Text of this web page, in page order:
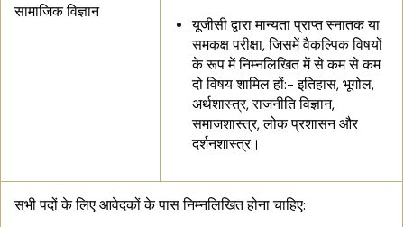
सामाजिक विज्ञान
यूजीसी द्वारा मान्यता प्राप्त स्नातक या
समकक्ष परीक्षा, जिसमें वैकल्पिक विषयों
के रूप में निम्नलिखित में से कम से कम
दो विषय शामिल हों:- इतिहास, भूगोल,
अर्थशास्त्र, राजनीति विज्ञान,
समाजशास्त्र, लोक प्रशासन और
दर्शनशास्त्र।
सभी पदों के लिए आवेदकों के पास निम्नलिखित होना चाहिए: